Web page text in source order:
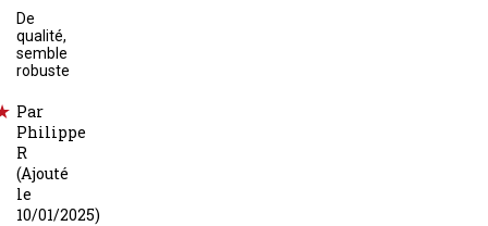
De
qualité,
semble
robuste
Par
Philippe
R
(Ajouté
le
10/01/2025)